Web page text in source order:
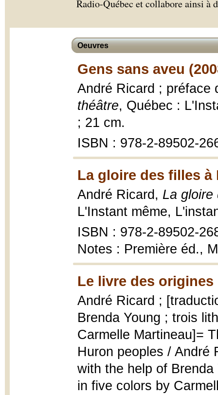
Radio-Québec et collabore ainsi à
Oeuvres
Gens sans aveu
André Ricard ;
théâtre, Québec :
; 21 cm.
ISBN : 978-2-89502-
La gloire des filles à
André Ricard, La gloire
L'Instant même,
ISBN : 978-2-89502-
Notes : Première éd.,
Le livre des origines
André Ricard ;
Brenda Young ; trois
Carmelle Martineau]=
Huron peoples / André
with the help of
in five colors by